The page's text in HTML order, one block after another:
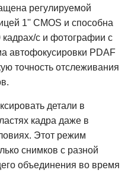
регулируемой
1'' CMOS и способна
с и фотографии с
автофокусировки PDAF
точность отслеживания
детали в
кадра даже в
Этот режим
снимков с разной
объединения во время